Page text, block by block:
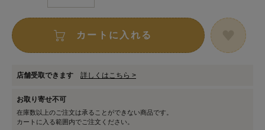
カートに入れる
店舗受取できます 詳しくはこちら >
お取り寄せ不可
在庫数以上のご注文は承ることができない商品です。
カートに入る範囲内でご注文ください。